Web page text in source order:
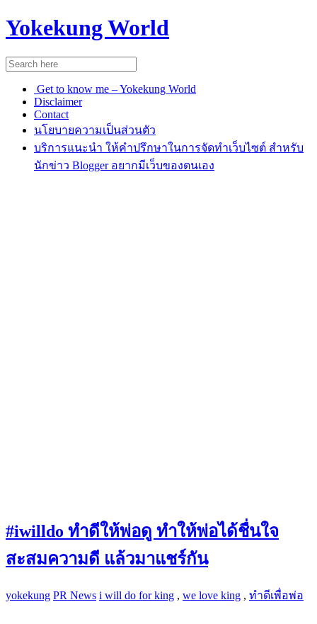
Yokekung World
Get to know me – Yokekung World
Disclaimer
Contact
นโยบายความเป็นส่วนตัว
บริการแนะนำ ให้คำปรึกษาในการจัดทำเว็บไซต์ สำหรับ
นักข่าว Blogger อยากมีเว็บของตนเอง
#iwilldo ทำดีให้พ่อดู ทำให้พ่อได้ชื่นใจ
สะสมความดี แล้วมาแชร์กัน
yokekung PR News i will do for king , we love king , ทำดีเพื่อพ่อ